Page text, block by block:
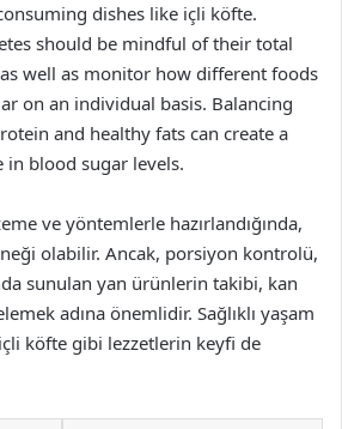
dishes like içli köfte.
should be mindful of their total
well as monitor how different foods
on an individual basis. Balancing
and healthy fats can create a
in blood sugar levels.
ve yöntemlerle hazırlandığında,
olabilir. Ancak, porsiyon kontrolü,
sunulan yan ürünlerin takibi, kan
adına önemlidir. Sağlıklı yaşam
içli köfte gibi lezzetlerin keyfi de